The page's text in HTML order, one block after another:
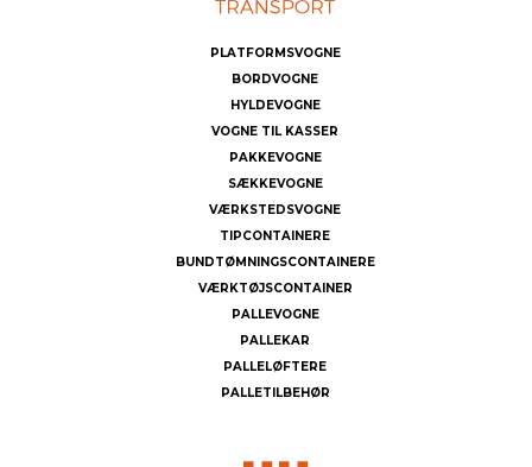
PLATFORMSVOGNE
BORDVOGNE
HYLDEVOGNE
VOGNE TIL KASSER
PAKKEVOGNE
SÆKKEVOGNE
VÆRKSTEDSVOGNE
TIPCONTAINERE
BUNDTØMNINGSCONTAINERE
VÆRKTØJSCONTAINER
PALLEVOGNE
PALLEKAR
PALLELØFTERE
PALLETILBEHØR